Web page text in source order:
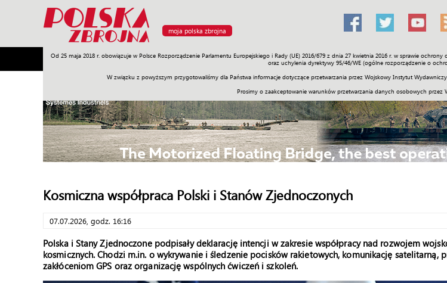
moja polska zbrojna
Od 25 maja 2018 r. obowiązuje w Polsce Rozporządzenie Parlamentu Europejskiego i Rady (UE) 2016/679 z dnia 27 kwietnia 2016 r. w sprawie
oraz uchylenia dyrektywy 95/46/WE (ogólne rozporządzenie o
W związku z powyższym przygotowaliśmy dla Państwa informacje dotyczące przetwarzania przez Wojskowy Instytut
Prosimy o zaakceptowanie warunków przetwarzania danych osobowych przez
Armia Poligon Sprzęt Misje Polityka Prawo Świat Społeczność Sport Historia
Kosmiczna współpraca Polski i Stanów Zjednoczonych
07.07.2026, godz. 16:16
Polska i Stany Zjednoczone podpisały deklarację intencji w zakresie współpracy nad rozwojem
kosmicznych. Chodzi m.in. o wykrywanie i śledzenie pocisków rakietowych, komunikację satelitarną,
zakłóceniom GPS oraz organizację wspólnych ćwiczeń i szkoleń.